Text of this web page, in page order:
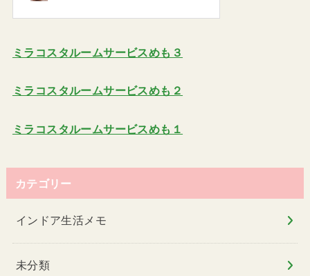
ミラコスタルームサービスめも３
ミラコスタルームサービスめも２
ミラコスタルームサービスめも１
カテゴリー
インドア生活メモ
未分類